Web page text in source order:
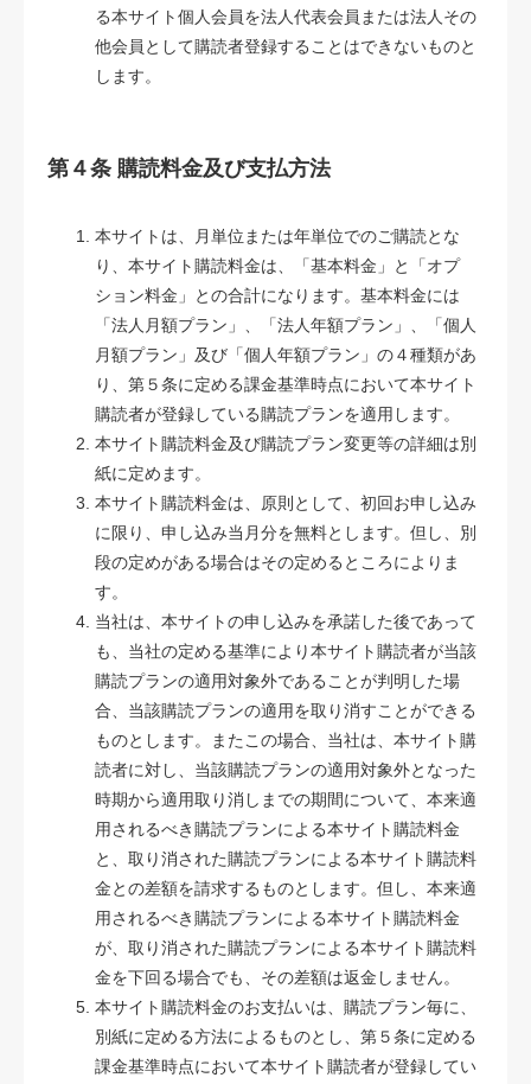
る本サイト個人会員を法人代表会員または法人その
他会員として購読者登録することはできないものと
します。
第４条 購読料金及び支払方法
本サイトは、月単位または年単位でのご購読とな
り、本サイト購読料金は、「基本料金」と「オプ
ション料金」との合計になります。基本料金には
「法人月額プラン」、「法人年額プラン」、「個人
月額プラン」及び「個人年額プラン」の４種類があ
り、第５条に定める課金基準時点において本サイト
購読者が登録している購読プランを適用します。
本サイト購読料金及び購読プラン変更等の詳細は別
紙に定めます。
本サイト購読料金は、原則として、初回お申し込み
に限り、申し込み当月分を無料とします。但し、別
段の定めがある場合はその定めるところによりま
す。
当社は、本サイトの申し込みを承諾した後であって
も、当社の定める基準により本サイト購読者が当該
購読プランの適用対象外であることが判明した場
合、当該購読プランの適用を取り消すことができる
ものとします。またこの場合、当社は、本サイト購
読者に対し、当該購読プランの適用対象外となった
時期から適用取り消しまでの期間について、本来適
用されるべき購読プランによる本サイト購読料金
と、取り消された購読プランによる本サイト購読料
金との差額を請求するものとします。但し、本来適
用されるべき購読プランによる本サイト購読料金
が、取り消された購読プランによる本サイト購読料
金を下回る場合でも、その差額は返金しません。
本サイト購読料金のお支払いは、購読プラン毎に、
別紙に定める方法によるものとし、第５条に定める
課金基準時点において本サイト購読者が登録してい